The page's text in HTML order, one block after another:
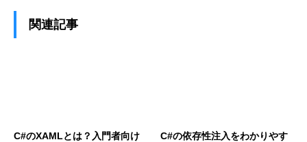
関連記事
C#のXAMLとは？入門者向け
C#の依存性注入をわかりやす